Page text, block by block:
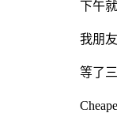
下午
我朋
等了